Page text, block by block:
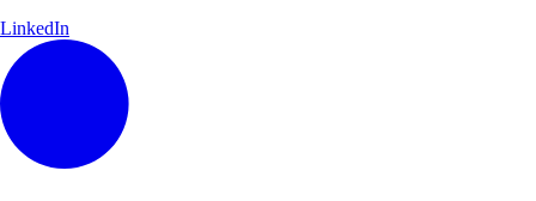
LinkedIn